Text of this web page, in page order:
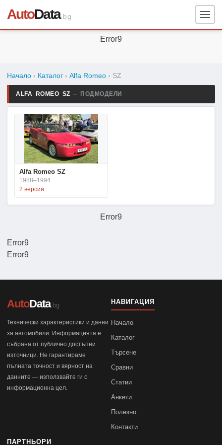
AutoData.bg
Error9
Error9
Начало › Каталог › Alfa Romeo › SZ
ALFA ROMEO SZ – ПОДМОДЕЛИ
Alfa Romeo SZ
1988–1994
2 версии
Error9
Error9
AutoData.bg
Технически характеристики и данни
за автомобили. Информацията е
събрана от публично достъпни
източници. Не гарантираме
пълната точност и вярност на
данните — използвайте ги с
информационна цел.
НАВИГАЦИЯ
Начало
Каталог
Търсене
Сравни
Статии
Анкети
Полезно
Контакти
ПАРТНЬОРИ